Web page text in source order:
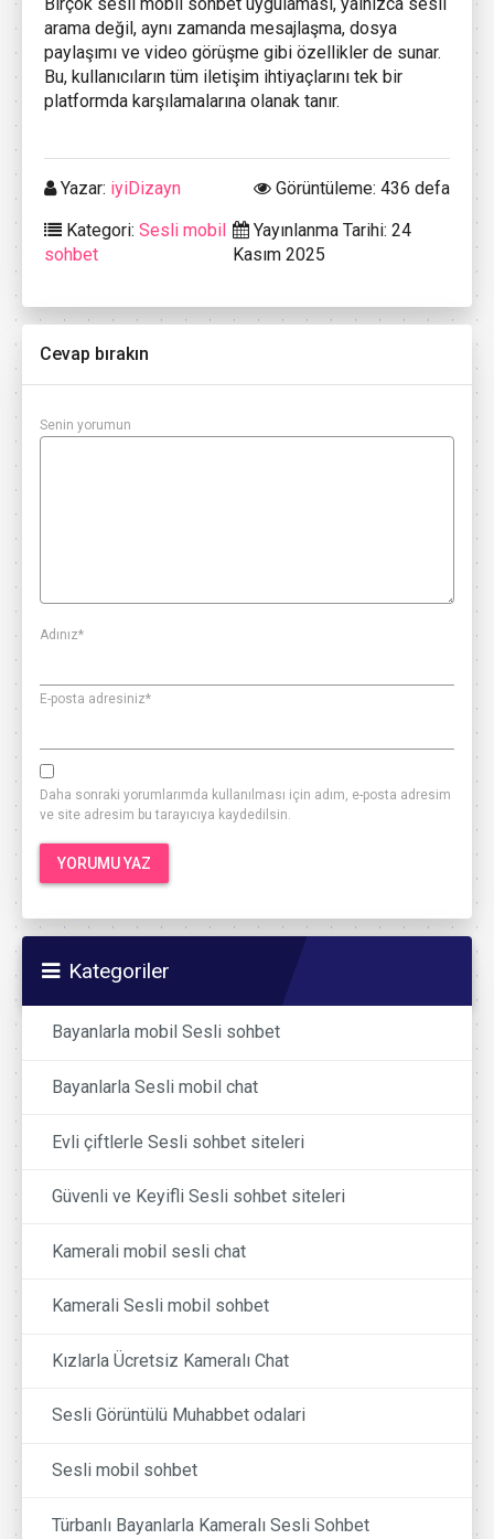
arama değil, aynı zamanda mesajlaşma, dosya
paylaşımı ve video görüşme gibi özellikler de sunar.
Bu, kullanıcıların tüm iletişim ihtiyaçlarını tek bir
platformda karşılamalarına olanak tanır.
Yazar: iyiDizayn
Görüntüleme: 436 defa
Kategori: Sesli mobil
sohbet
Yayınlanma Tarihi: 24
Kasım 2025
Cevap bırakın
Senin yorumun
Adınız*
E-posta adresiniz*
Daha sonraki yorumlarımda kullanılması için adım, e-posta adresim
ve site adresim bu tarayıcıya kaydedilsin.
Kategoriler
Bayanlarla mobil Sesli sohbet
Bayanlarla Sesli mobil chat
Evli çiftlerle Sesli sohbet siteleri
Güvenli ve Keyifli Sesli sohbet siteleri
Kamerali mobil sesli chat
Kamerali Sesli mobil sohbet
Kızlarla Ücretsiz Kameralı Chat
Sesli Görüntülü Muhabbet odalari
Sesli mobil sohbet
Türbanlı Bayanlarla Kameralı Sesli Sohbet